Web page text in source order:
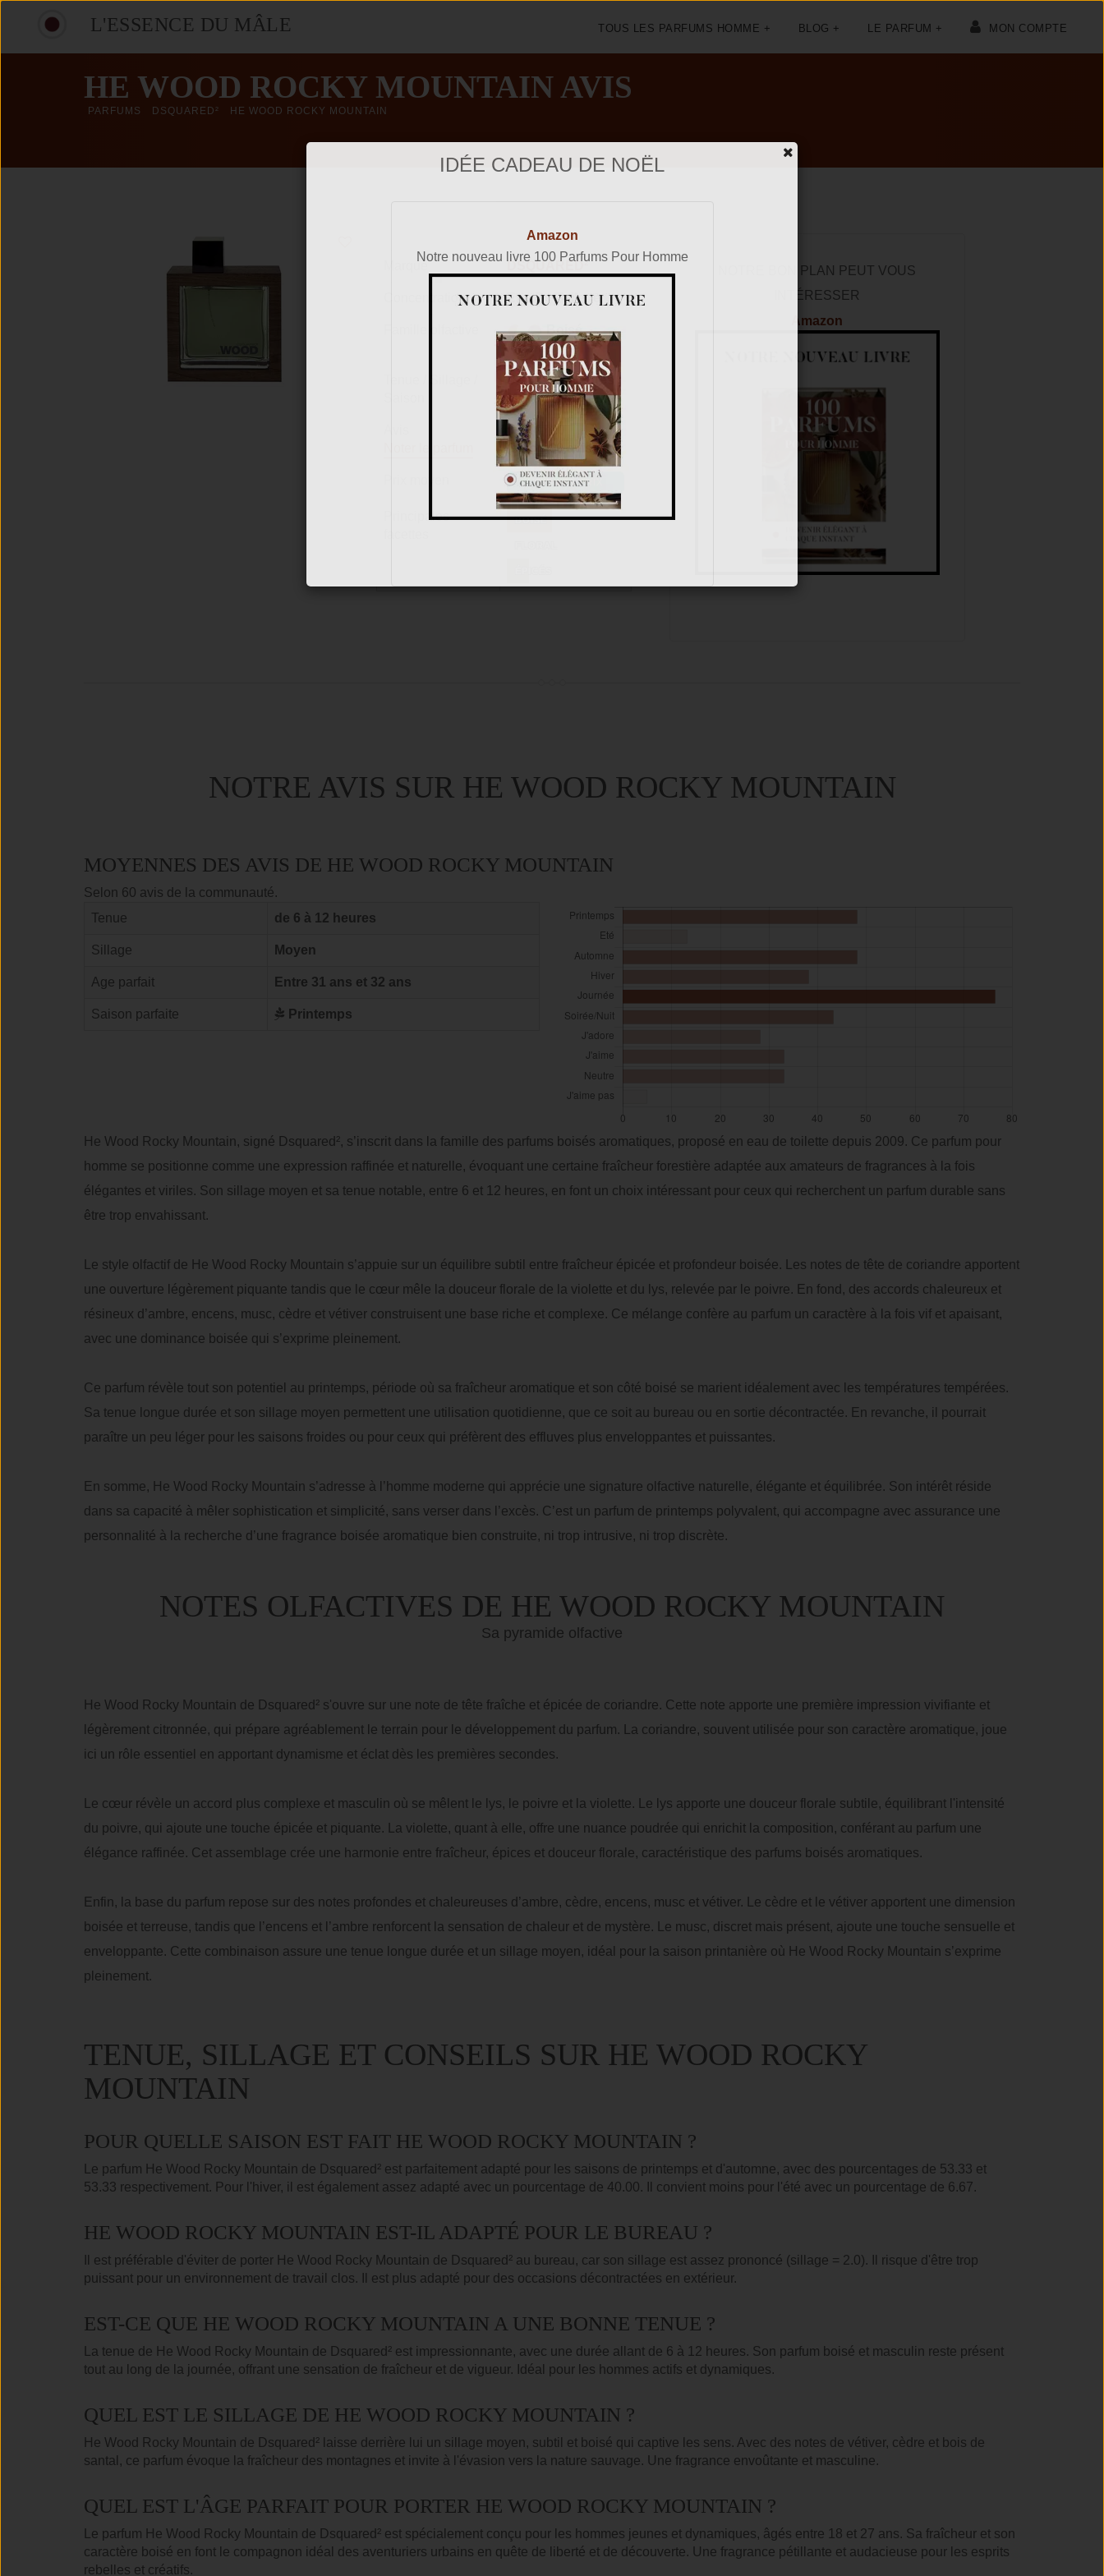
L'ESSENCE DU MÂLE TOUS LES PARFUMS HOMME + BLOG + LE PARFUM + MON COMPTE
HE WOOD ROCKY MOUNTAIN AVIS
PARFUMS DSQUARED² HE WOOD ROCKY MOUNTAIN
Marque DSQUARED²
Concentration Eau De Toilette ♂
Boisé
Aromatique
De 6 À 12 Heures /
Moyen / Printemps
8.4
10
(selon60avis)
VOIR LES PRIX
Principales
BOISÉ
NOTRE BON PLAN PEUT VOUS
INTÉRESSER
Amazon
NOTRE AVIS SUR HE WOOD ROCKY MOUNTAIN
MOYENNES DES AVIS DE HE WOOD ROCKY MOUNTAIN
Selon 60 avis de la communauté.
Tenue
de 6 à 12 heures
Sillage Moyen
Age parfait Entre 31 ans et 32 ans
Saison parfaite Printemps
He Wood Rocky Mountain, signé Dsquared², s’inscrit dans la famille des parfums boisés aromatiques, proposé en eau de toilette depuis 2009. Ce parfum pour
homme se positionne comme une expression raffinée et naturelle, évoquant une certaine fraîcheur forestière adaptée aux amateurs de fragrances à la fois
élégantes et viriles. Son sillage moyen et sa tenue notable, entre 6 et 12 heures, en font un choix intéressant pour ceux qui recherchent un parfum durable sans
être trop envahissant.
Le style olfactif de He Wood Rocky Mountain s’appuie sur un équilibre subtil entre fraîcheur épicée et profondeur boisée. Les notes de tête de coriandre apportent
une ouverture légèrement piquante tandis que le cœur mêle la douceur florale de la violette et du lys, relevée par le poivre. En fond, des accords chaleureux et
résineux d’ambre, encens, musc, cèdre et vétiver construisent une base riche et complexe. Ce mélange confère au parfum un caractère à la fois vif et apaisant,
avec une dominance boisée qui s’exprime pleinement.
Ce parfum révèle tout son potentiel au printemps, période où sa fraîcheur aromatique et son côté boisé se marient idéalement avec les températures tempérées.
Sa tenue longue durée et son sillage moyen permettent une utilisation quotidienne, que ce soit au bureau ou en sortie décontractée. En revanche, il pourrait
paraître un peu léger pour les saisons froides ou pour ceux qui préfèrent des effluves plus enveloppantes et puissantes.
En somme, He Wood Rocky Mountain s’adresse à l’homme moderne qui apprécie une signature olfactive naturelle, élégante et équilibrée. Son intérêt réside
dans sa capacité à mêler sophistication et simplicité, sans verser dans l’excès. C’est un parfum de printemps polyvalent, qui accompagne avec assurance une
personnalité à la recherche d’une fragrance boisée aromatique bien construite, ni trop intrusive, ni trop discrète.
NOTES OLFACTIVES DE HE WOOD ROCKY MOUNTAIN
Sa pyramide olfactive
He Wood Rocky Mountain de Dsquared² s'ouvre sur une note de tête fraîche et épicée de coriandre. Cette note apporte une première impression vivifiante et
légèrement citronnée, qui prépare agréablement le terrain pour le développement du parfum. La coriandre, souvent utilisée pour son caractère aromatique, joue
ici un rôle essentiel en apportant dynamisme et éclat dès les premières secondes.
Le cœur révèle un accord plus complexe et masculin où se mêlent le lys, le poivre et la violette. Le lys apporte une douceur florale subtile, équilibrant l'intensité
du poivre, qui ajoute une touche épicée et piquante. La violette, quant à elle, offre une nuance poudrée qui enrichit la composition, conférant au parfum une
élégance raffinée. Cet assemblage crée une harmonie entre fraîcheur, épices et douceur florale, caractéristique des parfums boisés aromatiques.
Enfin, la base du parfum repose sur des notes profondes et chaleureuses d’ambre, cèdre, encens, musc et vétiver. Le cèdre et le vétiver apportent une dimension
boisée et terreuse, tandis que l’encens et l’ambre renforcent la sensation de chaleur et de mystère. Le musc, discret mais présent, ajoute une touche sensuelle et
enveloppante. Cette combinaison assure une tenue longue durée et un sillage moyen, idéal pour la saison printanière où He Wood Rocky Mountain s’exprime
pleinement.
TENUE, SILLAGE ET CONSEILS SUR HE WOOD ROCKY
MOUNTAIN
POUR QUELLE SAISON EST FAIT HE WOOD ROCKY MOUNTAIN ?
Le parfum He Wood Rocky Mountain de Dsquared² est parfaitement adapté pour les saisons de printemps et d'automne, avec des pourcentages de 53.33 et
53.33 respectivement. Pour l'hiver, il est également assez adapté avec un pourcentage de 40.00. Il convient moins pour l'été avec un pourcentage de 6.67.
HE WOOD ROCKY MOUNTAIN EST-IL ADAPTÉ POUR LE BUREAU ?
Il est préférable d'éviter de porter He Wood Rocky Mountain de Dsquared² au bureau, car son sillage est assez prononcé (sillage = 2.0). Il risque d'être trop
puissant pour un environnement de travail clos. Il est plus adapté pour des occasions décontractées en extérieur.
EST-CE QUE HE WOOD ROCKY MOUNTAIN A UNE BONNE TENUE ?
La tenue de He Wood Rocky Mountain de Dsquared² est impressionnante, avec une durée allant de 6 à 12 heures. Son parfum boisé et masculin reste présent
tout au long de la journée, offrant une sensation de fraîcheur et de vigueur. Idéal pour les hommes actifs et dynamiques.
QUEL EST LE SILLAGE DE HE WOOD ROCKY MOUNTAIN ?
He Wood Rocky Mountain de Dsquared² laisse derrière lui un sillage moyen, subtil et boisé qui captive les sens. Avec des notes de vétiver, cèdre et bois de
santal, ce parfum évoque la fraîcheur des montagnes et invite à l'évasion vers la nature sauvage. Une fragrance envoûtante et masculine.
QUEL EST L'ÂGE PARFAIT POUR PORTER HE WOOD ROCKY MOUNTAIN ?
Le parfum He Wood Rocky Mountain de Dsquared² est spécialement conçu pour les hommes jeunes et dynamiques, âgés entre 18 et 27 ans. Sa fraîcheur et son
caractère boisé en font le compagnon idéal des aventuriers urbains en quête de liberté et de découverte. Une fragrance pétillante et audacieuse pour les esprits
rebelles et créatifs.
Amazon
Notre nouveau livre 100 Parfums Pour Homme